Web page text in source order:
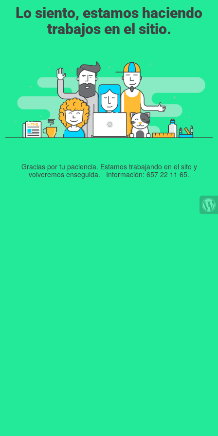
Lo siento, estamos haciendo
trabajos en el sitio.
Gracias por tu paciencia. Estamos trabajando en el sito y
volveremos enseguida. Información: 657 22 11 65.